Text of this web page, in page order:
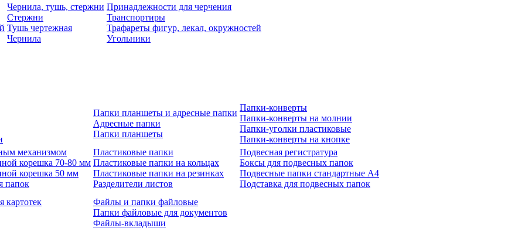
Чернила, тушь, стержни
Стержни
Тушь чертежная
Чернила
Принадлежности для черчения
Транспортиры
Трафареты фигур, лекал, окружностей
Угольники
Папки планшеты и адресные папки
Адресные папки
Папки планшеты
Папки-конверты
Папки-конверты на молнии
Папки-уголки пластиковые
Папки-конверты на кнопке
механизмом
корешка 70-80 мм
корешка 50 мм
папок
Пластиковые папки
Пластиковые папки на кольцах
Пластиковые папки на резинках
Разделители листов
Подвесная регистратура
Боксы для подвесных папок
Подвесные папки стандартные А4
Подставка для подвесных папок
картотек
Файлы и папки файловые
Папки файловые для документов
Файлы-вкладыши